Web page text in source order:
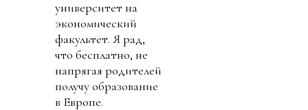
университет на
экономический
факультет. Я рад,
что бесплатно, не
напрягая родителей
получу образование
в Европе.